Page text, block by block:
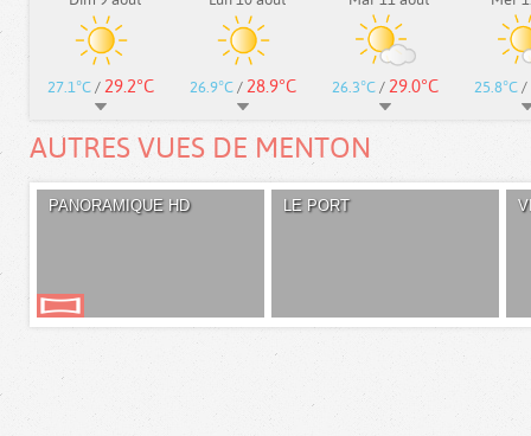
27.1°C / 29.2°C 26.9°C / 28.9°C 26.3°C / 29.0°C 25.8°C /
AUTRES VUES DE MENTON
PANORAMIQUE HD LE PORT